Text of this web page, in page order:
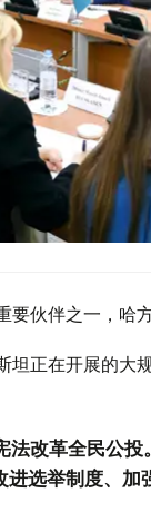
伙伴之一，哈
正在开展的大
改革全民公投
选举制度、加